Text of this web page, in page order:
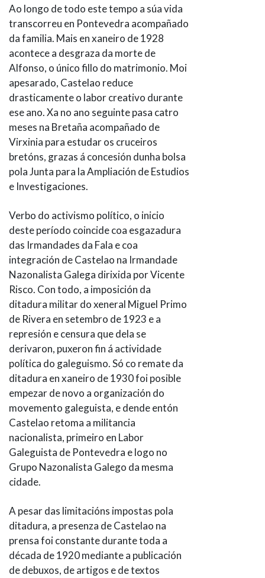
Ao longo de todo este tempo a súa vida
transcorreu en Pontevedra acompañado
da familia. Mais en xaneiro de 1928
acontece a desgraza da morte de
Alfonso, o único fillo do matrimonio. Moi
apesarado, Castelao reduce
drasticamente o labor creativo durante
ese ano. Xa no ano seguinte pasa catro
meses na Bretaña acompañado de
Virxinia para estudar os cruceiros
bretóns, grazas á concesión dunha bolsa
pola Junta para la Ampliación de Estudios
e Investigaciones.
Verbo do activismo político, o inicio
deste período coincide coa esgazadura
das Irmandades da Fala e coa
integración de Castelao na Irmandade
Nazonalista Galega dirixida por Vicente
Risco. Con todo, a imposición da
ditadura militar do xeneral Miguel Primo
de Rivera en setembro de 1923 e a
represión e censura que dela se
derivaron, puxeron fin á actividade
política do galeguismo. Só co remate da
ditadura en xaneiro de 1930 foi posible
empezar de novo a organización do
movemento galeguista, e dende entón
Castelao retoma a militancia
nacionalista, primeiro en Labor
Galeguista de Pontevedra e logo no
Grupo Nazonalista Galego da mesma
cidade.
A pesar das limitacións impostas pola
ditadura, a presenza de Castelao na
prensa foi constante durante toda a
década de 1920 mediante a publicación
de debuxos, de artigos e de textos